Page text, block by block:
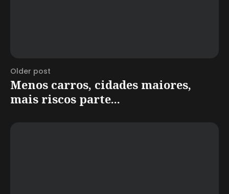
Older post
Menos carros, cidades maiores,
mais riscos parte...